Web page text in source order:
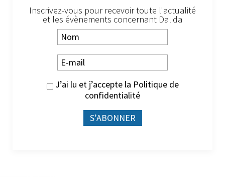
Inscrivez-vous pour recevoir toute l'actualité
et les évènements concernant Dalida
J’ai lu et j’accepte la Politique de
confidentialité